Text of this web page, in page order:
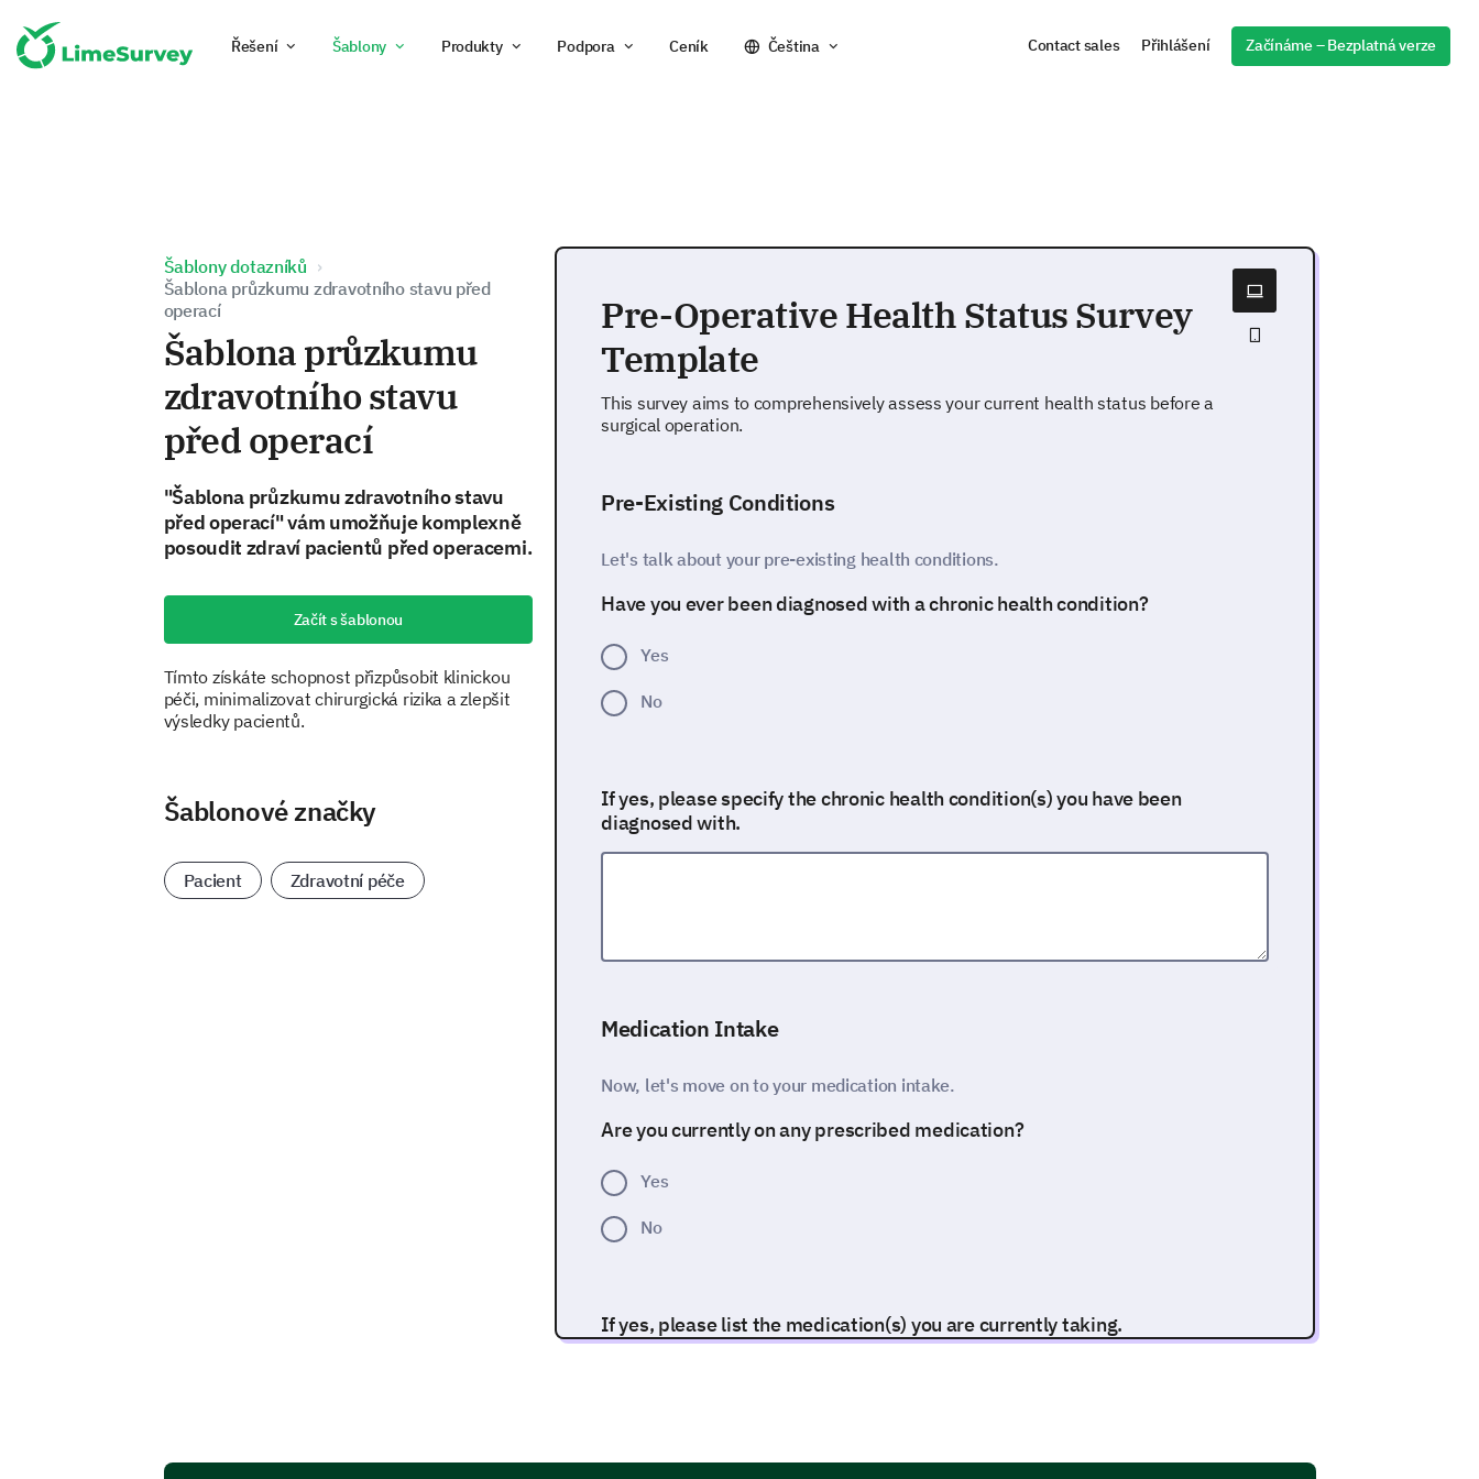
Řešení Šablony Produkty Podpora Ceník Čeština Contact sales Přihlášení Začínáme – Bezplatná verze
Šablony dotazníků
Šablona průzkumu zdravotního stavu před
operací
Šablona průzkumu
zdravotního stavu
před operací
"Šablona průzkumu zdravotního stavu
před operací" vám umožňuje komplexně
posoudit zdraví pacientů před operacemi.
Začít s šablonou
Tímto získáte schopnost přizpůsobit klinickou
péči, minimalizovat chirurgická rizika a zlepšit
výsledky pacientů.
Šablonové značky
Pacient Zdravotní péče
Pre-Operative Health Status Survey
Template
This survey aims to comprehensively assess your current health status before a
surgical operation.
Pre-Existing Conditions
Let's talk about your pre-existing health conditions.
Have you ever been diagnosed with a chronic health condition?
Yes
No
If yes, please specify the chronic health condition(s) you have been
diagnosed with.
Medication Intake
Now, let's move on to your medication intake.
Are you currently on any prescribed medication?
Yes
No
If yes, please list the medication(s) you are currently taking.